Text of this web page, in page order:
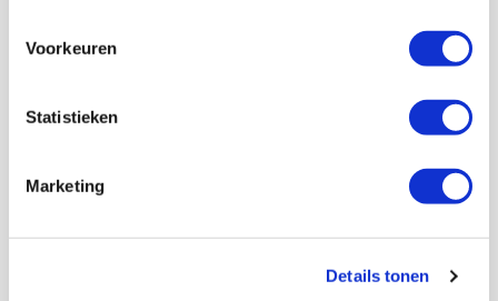
Voorkeuren
Statistieken
Marketing
Details tonen
23
Selectiedag ballenjongens/-meiden